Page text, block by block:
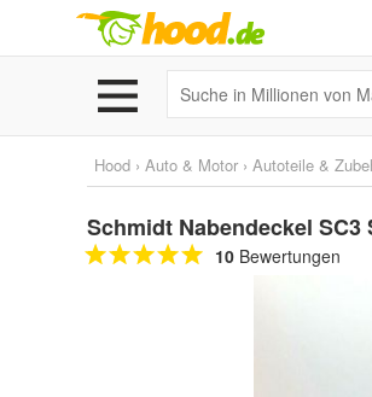
Hood › Auto & Motor › Autoteile &
Schmidt Nabendeckel
10 Bewertungen